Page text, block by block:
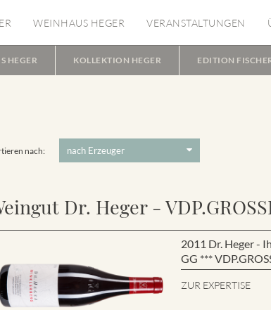
WEINHAUS HEGER VERANSTALTUNGEN
HEGER KOLLEKTION HEGER EDITION
nach:
Dr. Heger -
2011 Dr. Heger -
GG ***
ZUR EXPERTISE